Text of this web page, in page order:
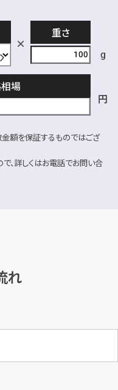
重さ
g
場
円
額を保証するものではござ
、詳しくはお電話でお問い合
れ